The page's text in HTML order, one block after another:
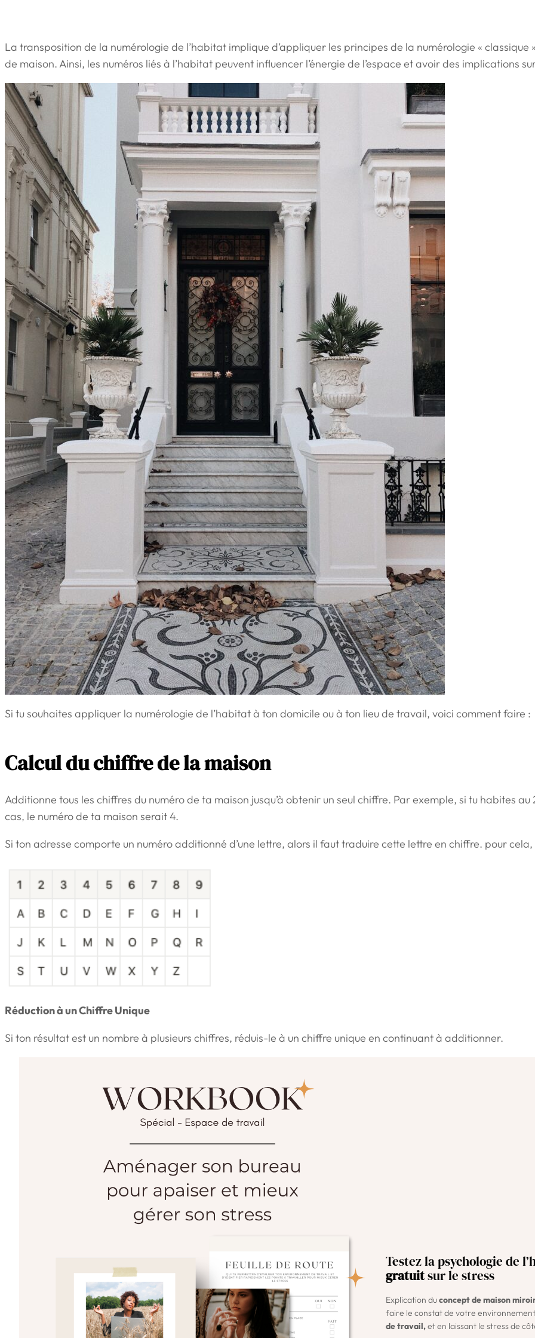
La transposition de la numérologie de l’habitat implique d’appliquer les principes de la numérologie « classique
de maison. Ainsi, les numéros liés à l’habitat peuvent influencer l’énergie de l’espace et avoir des implications
Si tu souhaites appliquer la numérologie de l’habitat à ton domicile ou à ton lieu de travail, voici comment faire :
Calcul du chiffre de la maison
Additionne tous les chiffres du numéro de ta maison jusqu’à obtenir un seul chiffre. Par exemple, si tu habites au
cas, le numéro de ta maison serait 4.
Si ton adresse comporte un numéro additionné d’une lettre, alors il faut traduire cette lettre en chiffre. pour
Réduction à un Chiffre Unique
Si ton résultat est un nombre à plusieurs chiffres, réduis-le à un chiffre unique en continuant à additionner.
Testez la psychologie de
gratuitsur le stress
Explication duconcept de maison
faire le constat de votre
de travail,et en laissant le stress de